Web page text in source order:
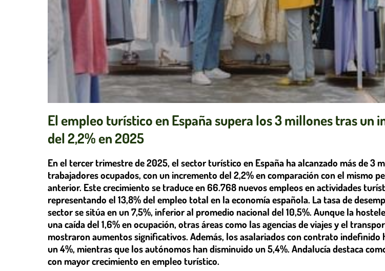
El empleo turístico en España supera los 3 millones tras un
del 2,2% en 2025
En el tercer trimestre de 2025, el sector turístico en España ha alcanzado más de 3
trabajadores ocupados, con un incremento del 2,2% en comparación con el mismo
anterior. Este crecimiento se traduce en 66.768 nuevos empleos en actividades
representando el 13,8% del empleo total en la economía española. La tasa de
sector se sitúa en un 7,5%, inferior al promedio nacional del 10,5%. Aunque la
una caída del 1,6% en ocupación, otras áreas como las agencias de viajes y el
mostraron aumentos significativos. Además, los asalariados con contrato indefinido
un 4%, mientras que los autónomos han disminuido un 5,4%. Andalucía destaca
con mayor crecimiento en empleo turístico.